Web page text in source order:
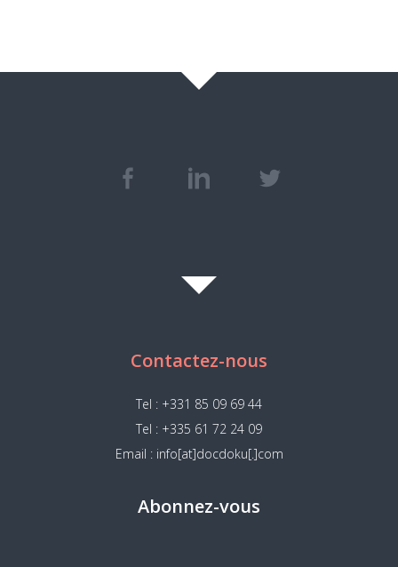
Contactez-nous
Tel : +331 85 09 69 44
Tel : +335 61 72 24 09
Email : info[at]docdoku[.]com
Abonnez-vous